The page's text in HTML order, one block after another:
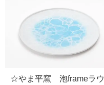
☆やま平窯 泡frameラウ